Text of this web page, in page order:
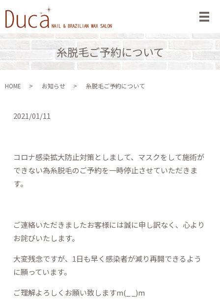
メ
糸脱毛ご予約について
HOME お知らせ 糸脱毛ご予約について
2021/01/11
コロナ感染拡大防止対策としまして、マスクをして施術が
できない為糸脱毛のご予約を一時停止させていただきま
す。
ご連絡いただきましたお客様には誠に申し訳なく、心より
お詫びいたします。
大変残念ですが、1日も早く感染者が減り再開できるよう
に願っています。
ご理解よろしくお願い致しますm(_ _)m